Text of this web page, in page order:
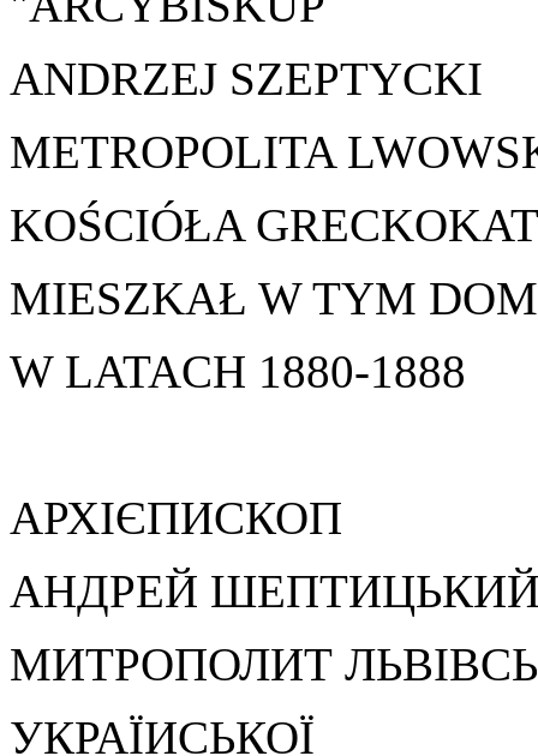
ANDRZEJ SZEPTYCKI
METROPOLITA
KOŚCIÓŁA
MIESZKAŁ W TYM
W LATACH 1880-1888
АРХІЄПИСКОП
АНДРЕЙ
МИТРОПОЛИТ
УКРАЇИСЬКОЇ